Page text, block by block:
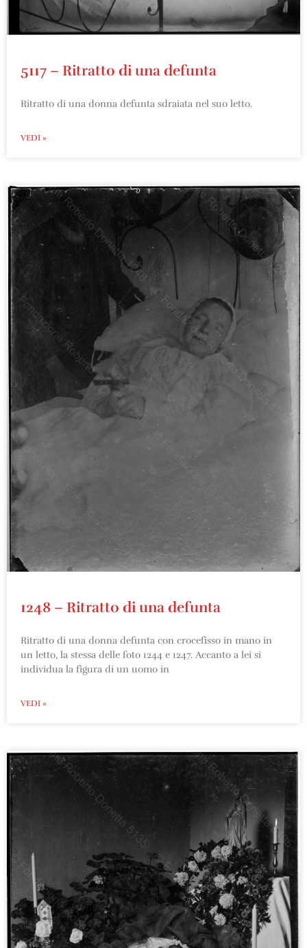
5117 – Ritratto di una defunta
Ritratto di una donna defunta sdraiata nel suo letto.
VEDI »
1248 – Ritratto di una defunta
Ritratto di una donna defunta con crocefisso in mano in
un letto, la stessa delle foto 1244 e 1247. Accanto a lei si
individua la figura di un uomo in
VEDI »